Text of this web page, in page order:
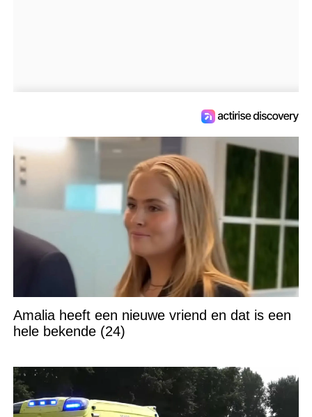
Amalia heeft een nieuwe vriend en dat is een
hele bekende (24)